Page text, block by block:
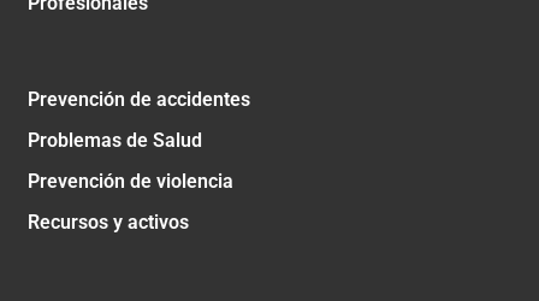
Prevención de accidentes
Problemas de Salud
Prevención de violencia
Recursos y activos